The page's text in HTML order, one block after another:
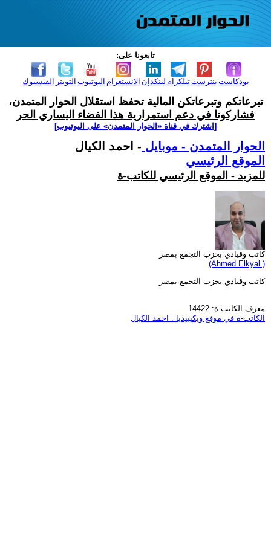
تابعونا على:
الفيسبوك التويتر اليوتيوب الانستغرام لينكدإن تيلكرامبنترست بودكاست
تبرعاتكم وتبرعاتكن المالية تحفظ استقلال الحوار المتمدن،
فشاركونا في دعم استمرارية هذا الفضاء اليساري الحر
[اشترك في قناة ‫«الحوار المتمدن» على اليوتيوب]
الحوار المتمدن - موبايل - احمد الكيال
الموقع الرئيسي
للمزيد - الموقع الرئيسي للكاتب-ة
كاتب وقيادي بحزب التجمع بمصر
(Ahmed Elkyal )
كاتب وقيادي بحزب التجمع بمصر
معرف الكاتب-ة: 14422
الكاتب-ة في موقع ويكيبيديا : احمد الكيال